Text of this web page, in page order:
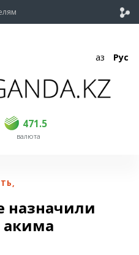
Қаз Рус
471.5
470 471.5
валюта
,
назначили
акима